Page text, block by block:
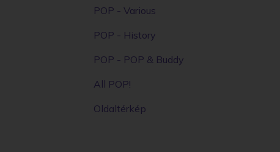
POP - Various
POP - History
POP - POP & Buddy
All POP!
Oldaltérkép